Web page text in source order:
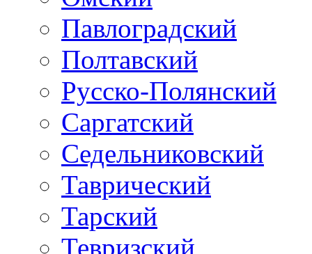
Павлоградский
Полтавский
Русско-Полянский
Саргатский
Седельниковский
Таврический
Тарский
Тевризский